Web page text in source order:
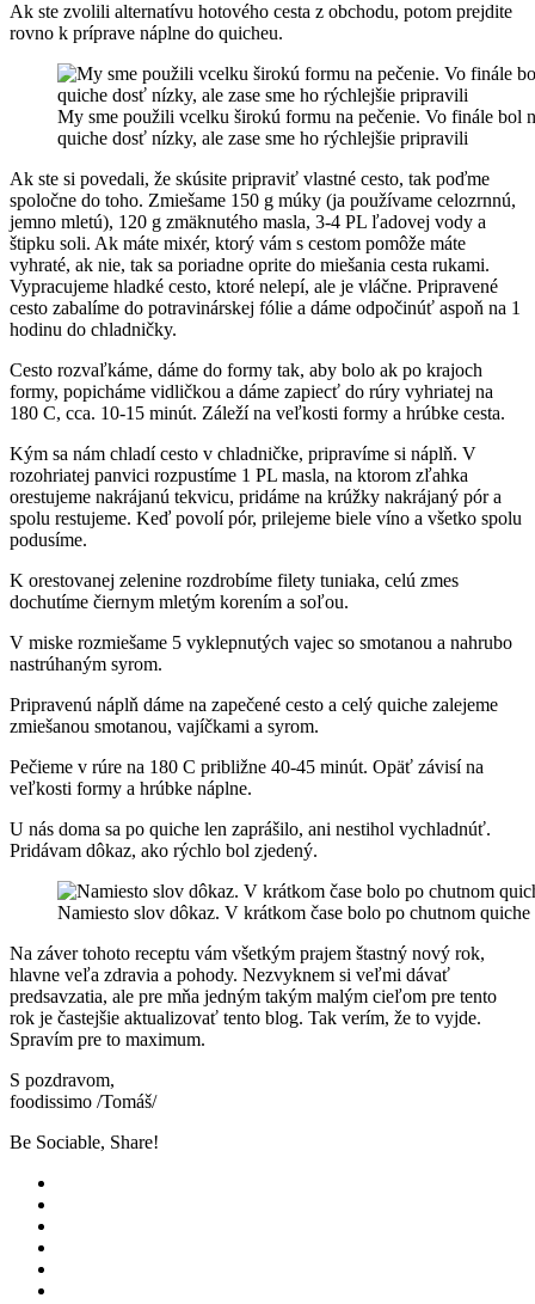
Ak ste zvolili alternatívu hotového cesta z obchodu, potom prejdite
rovno k príprave náplne do quicheu.
My sme použili vcelku širokú formu na pečenie. Vo finále bol
quiche dosť nízky, ale zase sme ho rýchlejšie pripravili
Ak ste si povedali, že skúsite pripraviť vlastné cesto, tak poďme
spoločne do toho. Zmiešame 150 g múky (ja používame celozrnnú,
jemno mletú), 120 g zmäknutého masla, 3-4 PL ľadovej vody a
štipku soli. Ak máte mixér, ktorý vám s cestom pomôže máte
vyhraté, ak nie, tak sa poriadne oprite do miešania cesta rukami.
Vypracujeme hladké cesto, ktoré nelepí, ale je vláčne. Pripravené
cesto zabalíme do potravinárskej fólie a dáme odpočinúť aspoň na 1
hodinu do chladničky.
Cesto rozvaľkáme, dáme do formy tak, aby bolo ak po krajoch
formy, popicháme vidličkou a dáme zapiecť do rúry vyhriatej na
180 C, cca. 10-15 minút. Záleží na veľkosti formy a hrúbke cesta.
Kým sa nám chladí cesto v chladničke, pripravíme si náplň. V
rozohriatej panvici rozpustíme 1 PL masla, na ktorom zľahka
orestujeme nakrájanú tekvicu, pridáme na krúžky nakrájaný pór a
spolu restujeme. Keď povolí pór, prilejeme biele víno a všetko spolu
podusíme.
K orestovanej zelenine rozdrobíme filety tuniaka, celú zmes
dochutíme čiernym mletým korením a soľou.
V miske rozmiešame 5 vyklepnutých vajec so smotanou a nahrubo
nastrúhaným syrom.
Pripravenú náplň dáme na zapečené cesto a celý quiche zalejeme
zmiešanou smotanou, vajíčkami a syrom.
Pečieme v rúre na 180 C približne 40-45 minút. Opäť závisí na
veľkosti formy a hrúbke náplne.
U nás doma sa po quiche len zaprášilo, ani nestihol vychladnúť.
Pridávam dôkaz, ako rýchlo bol zjedený.
Namiesto slov dôkaz. V krátkom čase bolo po chutnom
Na záver tohoto receptu vám všetkým prajem štastný nový rok,
hlavne veľa zdravia a pohody. Nezvyknem si veľmi dávať
predsavzatia, ale pre mňa jedným takým malým cieľom pre tento
rok je častejšie aktualizovať tento blog. Tak verím, že to vyjde.
Spravím pre to maximum.
S pozdravom,
foodissimo /Tomáš/
Be Sociable, Share!